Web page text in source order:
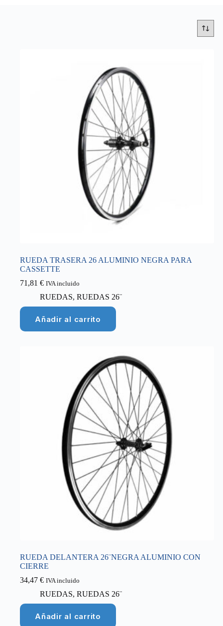
RUEDA TRASERA 26 ALUMINIO NEGRA PARA
CASSETTE
71,81 € IVA incluido
RUEDAS, RUEDAS 26¨
Añadir al carrito
RUEDA DELANTERA 26¨NEGRA ALUMINIO CON
CIERRE
34,47 € IVA incluido
RUEDAS, RUEDAS 26¨
Añadir al carrito